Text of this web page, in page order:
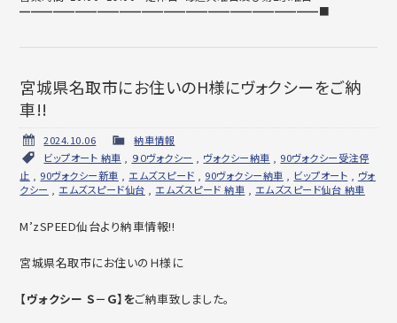
━━━━━━━━━━━━━━━━━━━━━━━━━━━■
宮城県名取市にお住いのH様にヴォクシーをご納
車!!
2024.10.06
納車情報
ビップオート 納車
９０ヴォクシー ヴォクシー納車
90ヴォクシー受注停
止
90ヴォクシー新車 エムズスピード 90ヴォクシー納車 ビップオート
ヴォ
クシー
エムズスピード仙台 エムズスピード 納車 エムズスピード仙台 納車
M’zSPEED仙台より納車情報!!
宮城県名取市にお住いのＨ様に
【ヴォクシー Ｓ－Ｇ】をご納車致しました。